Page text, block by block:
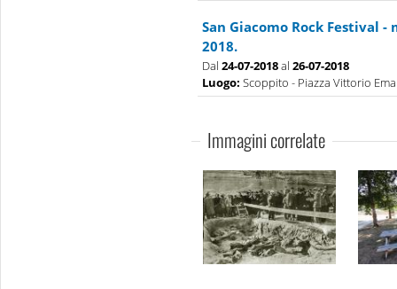
San Giacomo Rock Festival
2018.
Dal 24-07-2018al 26-07-2018
Luogo: Scoppito - Piazza Vittorio
Immagini correlate